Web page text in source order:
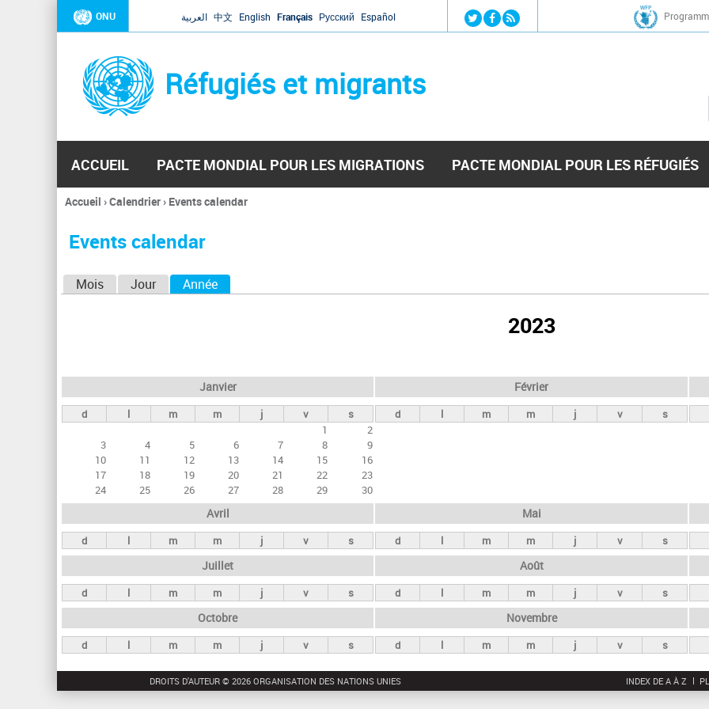
Jump to navigation
ONU العربية 中文 English Français Русский Español
Réfugiés et migrants
ACCUEIL PACTE MONDIAL POUR LES MIGRATIONS PACTE MONDIAL POUR LES RÉFUGIÉS
Vous
ici
Accueil ›Calendrier› Events calendar
Events calendar
e
t
s
n
c
i
p
a
x
Mois Jour Année
2023
Janvier
d l m m j v
s
1
2
3
4 5 6 7 8
9
10
11 12 13 14 15
16
17
18 19 20 21 22
23
24
25 26 27 28 29 30
Février
d l m m j v s
Avril
d l m m j v s
Mai
d l m m j v s
Juillet
d l m m j v s
Août
d l m m j v s
Octobre
d l m m j v s
Novembre
d l m m j v s
DROITS D'AUTEUR © 2026 ORGANISATION DES NATIONS UNIES INDEX DE A À Z